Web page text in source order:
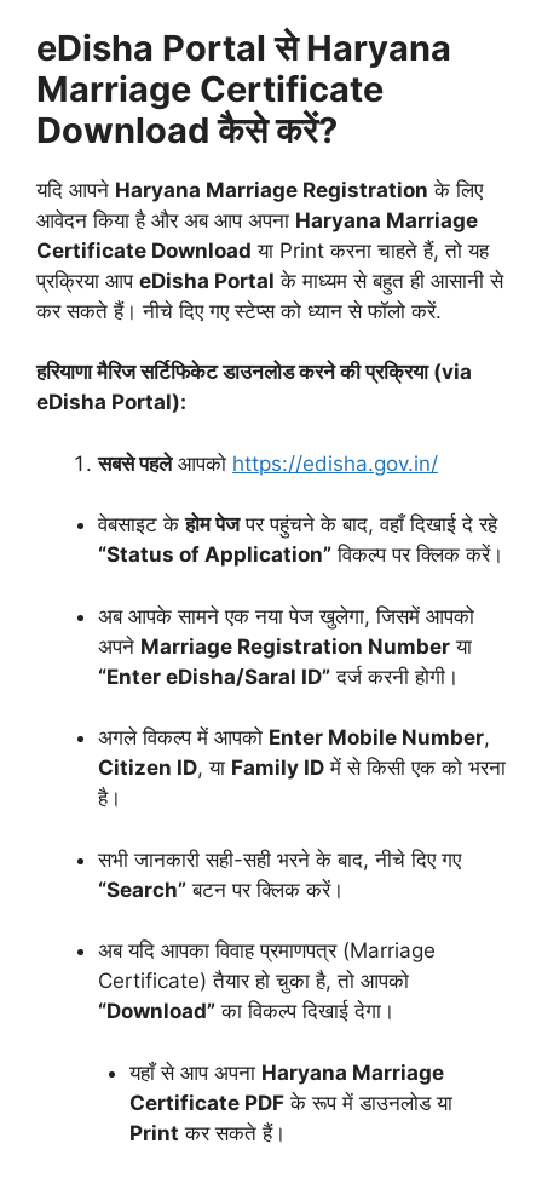
eDisha Portal से Haryana
Marriage Certificate
Download कैसे करें?
यदि आपने Haryana Marriage Registration के लिए
आवेदन किया है और अब आप अपना Haryana Marriage
Certificate Download या Print करना चाहते हैं, तो यह
प्रक्रिया आप eDisha Portal के माध्यम से बहुत ही आसानी से
कर सकते हैं। नीचे दिए गए स्टेप्स को ध्यान से फॉलो करें.
हरियाणा मैरिज सर्टिफिकेट डाउनलोड करने की प्रक्रिया (via
eDisha Portal):
सबसे पहलेआपको https://edisha.gov.in/
वेबसाइट केहोम पेजपर पहुंचने के बाद, वहाँ दिखाई दे रहे
“Status of Application” विकल्प पर क्लिक करें।
अब आपके सामने एक नया पेज खुलेगा, जिसमें आपको
अपने Marriage Registration Number या
“Enter eDisha/Saral ID” दर्ज करनी होगी।
अगले विकल्प में आपको Enter Mobile Number,
Citizen ID, या Family ID में से किसी एक को भरना
है।
सभी जानकारी सही-सही भरने के बाद, नीचे दिए गए
“Search” बटन पर क्लिक करें।
अब यदि आपका विवाह प्रमाणपत्र (Marriage
Certificate) तैयार हो चुका है, तो आपको
“Download” का विकल्प दिखाई देगा।
यहाँ से आप अपना Haryana Marriage
Certificate PDFके रूप में डाउनलोड या
Print कर सकते हैं।